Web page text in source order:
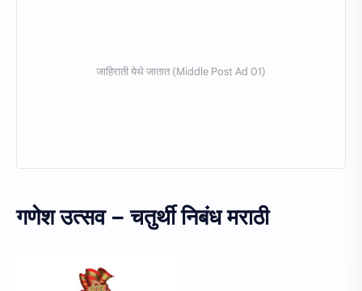
गणेश उत्सव – चतुर्थी निबंधमराठी